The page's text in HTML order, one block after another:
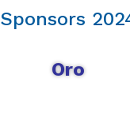
Sponsors
Oro